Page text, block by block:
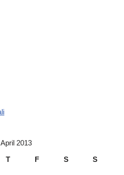
April 2013
T F S S